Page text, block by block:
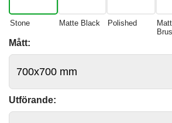
Stone Matte Black Polished
Mått:
Utförande: